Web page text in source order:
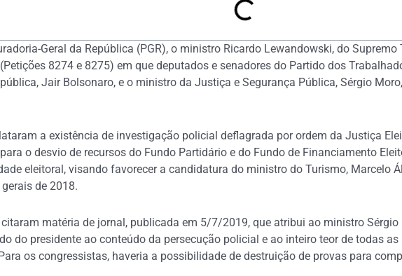
Geral da República (PGR), o ministro Ricardo Lewandowski, do
8274 e 8275) em que deputados e senadores do Partido dos
Jair Bolsonaro, e o ministro da Justiça e Segurança Pública, Sérgio
a existência de investigação policial deflagrada por ordem da Justiça
o desvio de recursos do Fundo Partidário e do Fundo de Financiamento
eleitoral, visando favorecer a candidatura do ministro do Turismo, Marcelo
de 2018.
matéria de jornal, publicada em 5/7/2019, que atribui ao ministro
do presidente ao conteúdo da persecução policial e ao inteiro teor de todas
os congressistas, haveria a possibilidade de destruição de provas para